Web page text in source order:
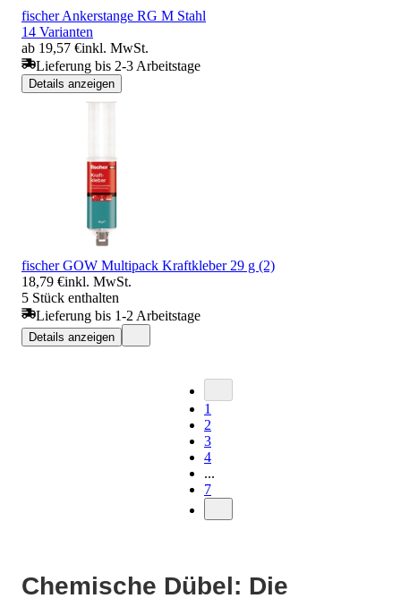
fischer Ankerstange RG M Stahl
14 Varianten
ab 19,57 €inkl. MwSt.
Lieferung bis 2-3 Arbeitstage
Details anzeigen
fischer GOW Multipack Kraftkleber 29 g (2)
18,79 €inkl. MwSt.
5 Stück enthalten
Lieferung bis 1-2 Arbeitstage
Details anzeigen
1
2
3
4
...
7
Chemische Dübel: Die